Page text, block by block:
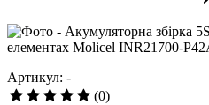
Артикул: -
(0)